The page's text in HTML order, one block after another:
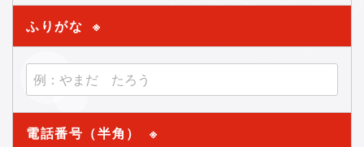
ふりがな ※
電話番号（半角） ※